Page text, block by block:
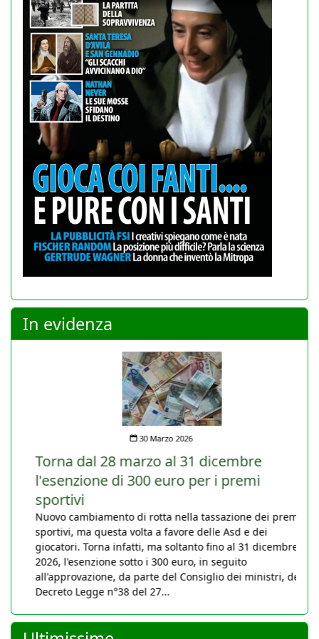
In evidenza
30 Marzo 2026
Torna dal 28 marzo al 31 dicembre
l'esenzione di 300 euro per i premi
sportivi
Nuovo cambiamento di rotta nella tassazione dei premi
sportivi, ma questa volta a favore delle Asd e dei
giocatori. Torna infatti, ma soltanto fino al 31 dicembre
2026, l'esenzione sotto i 300 euro, in seguito
all'approvazione, da parte del Consiglio dei ministri, del
Decreto Legge n°38 del 27...